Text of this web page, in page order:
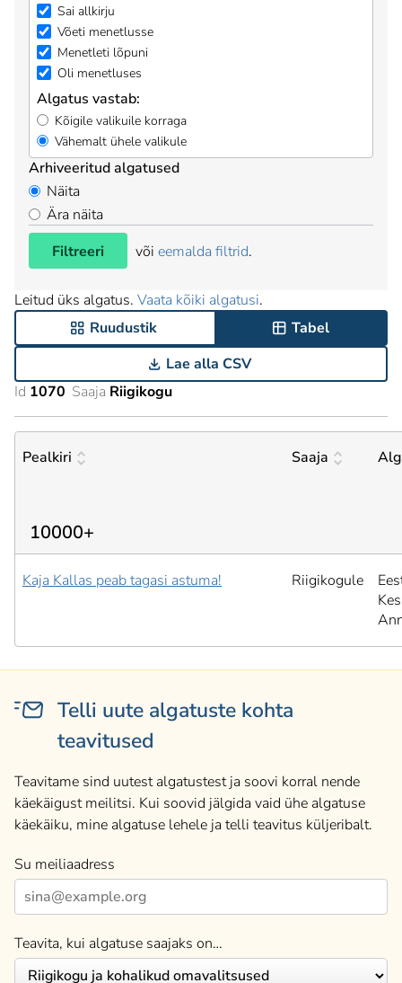
Sai allkirju
Võeti menetlusse
Menetleti lõpuni
Oli menetluses
Algatus vastab:
Kõigile valikuile korraga
Vähemalt ühele valikule
Arhiveeritud algatused
Näita
Ära näita
Filtreeri
või eemalda filtrid.
Leitud üks algatus. Vaata kõiki algatusi.
Ruudustik
Tabel
Lae alla CSV
Id 1070 Saaja Riigikogu
Pealkiri Saaja
10000+
Kaja Kallas peab tagasi astuma! Riigikogule
Telli uute algatuste kohta
teavitused
Teavitame sind uutest algatustest ja soovi korral nende
käekäigust meilitsi. Kui soovid jälgida vaid ühe algatuse
käekäiku, mine algatuse lehele ja telli teavitus küljeribalt.
Su meiliaadress
Teavita, kui algatuse saajaks on…